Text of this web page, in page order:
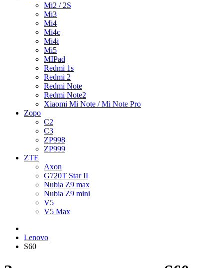
Mi2 / 2S
Mi3
Mi4
Mi4c
Mi4i
Mi5
MIPad
Redmi 1s
Redmi 2
Redmi Note
Redmi Note2
Xiaomi Mi Note / Mi Note Pro
Zopo
C2
C3
ZP998
ZP999
ZTE
Axon
G720T Star II
Nubia Z9 max
Nubia Z9 mini
V5
V5 Max
Lenovo
S60